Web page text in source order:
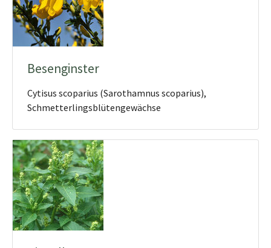
Besenginster
Cytisus scoparius (Sarothamnus scoparius),
Schmetterlingsblütengewächse